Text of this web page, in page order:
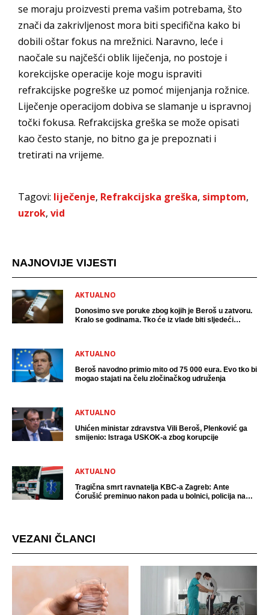
se moraju proizvesti prema vašim potrebama, što
znači da zakrivljenost mora biti specifična kako bi
dobili oštar fokus na mrežnici. Naravno, leće i
naočale su najčešći oblik liječenja, no postoje i
korekcijske operacije koje mogu ispraviti
refrakcijske pogreške uz pomoć mijenjanja rožnice.
Liječenje operacijom dobiva se slamanje u ispravnoj
točki fokusa. Refrakcijska greška se može opisati
kao često stanje, no bitno ga je prepoznati i
tretirati na vrijeme.
Tagovi: liječenje, Refrakcijska greška, simptom,
uzrok, vid
NAJNOVIJE VIJESTI
AKTUALNO
Donosimo sve poruke zbog kojih je Beroš u zatvoru.
Kralo se godinama. Tko će iz vlade biti sljedeći
AKTUALNO
Beroš navodno primio mito od 75 000 eura. Evo tko bi
mogao stajati na čelu zločinačkog udruženja
AKTUALNO
Uhićen ministar zdravstva Vili Beroš, Plenković ga
smijenio: Istraga USKOK-a zbog korupcije
AKTUALNO
Tragična smrt ravnatelja KBC-a Zagreb: Ante
Ćorušić preminuo nakon pada u bolnici, policija na
VEZANI ČLANCI